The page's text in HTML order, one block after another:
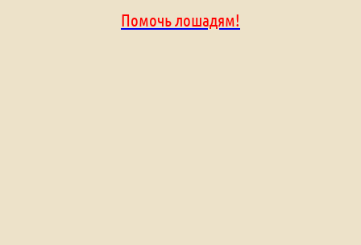
Помочь лошадям!